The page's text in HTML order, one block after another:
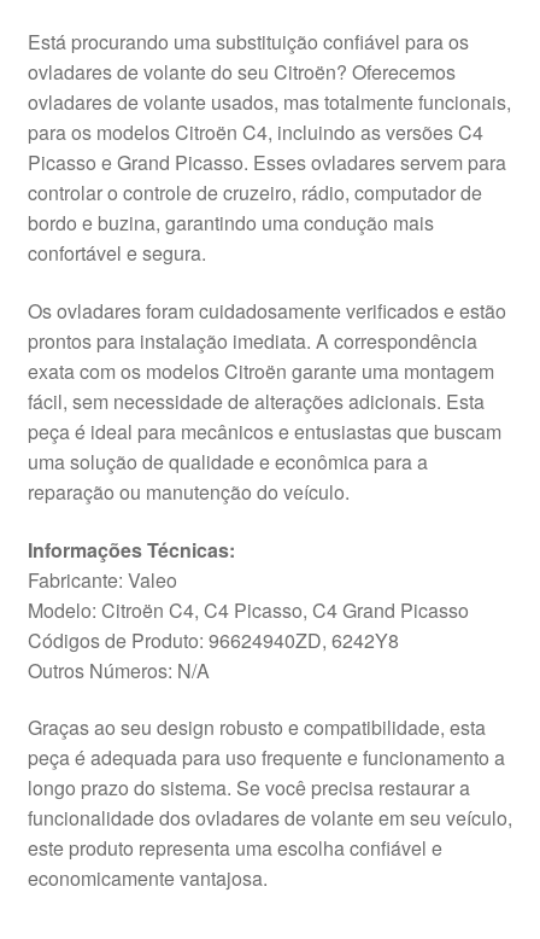
Está procurando uma substituição confiável para os
ovladares de volante do seu Citroën? Oferecemos
ovladares de volante usados, mas totalmente funcionais,
para os modelos Citroën C4, incluindo as versões C4
Picasso e Grand Picasso. Esses ovladares servem para
controlar o controle de cruzeiro, rádio, computador de
bordo e buzina, garantindo uma condução mais
confortável e segura.
Os ovladares foram cuidadosamente verificados e estão
prontos para instalação imediata. A correspondência
exata com os modelos Citroën garante uma montagem
fácil, sem necessidade de alterações adicionais. Esta
peça é ideal para mecânicos e entusiastas que buscam
uma solução de qualidade e econômica para a
reparação ou manutenção do veículo.
Informações Técnicas:
Fabricante: Valeo
Modelo: Citroën C4, C4 Picasso, C4 Grand Picasso
Códigos de Produto: 96624940ZD, 6242Y8
Outros Números: N/A
Graças ao seu design robusto e compatibilidade, esta
peça é adequada para uso frequente e funcionamento a
longo prazo do sistema. Se você precisa restaurar a
funcionalidade dos ovladares de volante em seu veículo,
este produto representa uma escolha confiável e
economicamente vantajosa.